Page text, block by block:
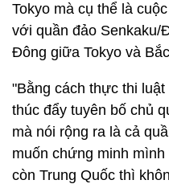
Tokyo mà cụ thể là
với quần đảo Senkaku/
Đông giữa Tokyo và
"Bằng cách thực thi
thúc đẩy tuyên bố chủ
mà nói rộng ra là cả
muốn chứng minh
còn Trung Quốc thì